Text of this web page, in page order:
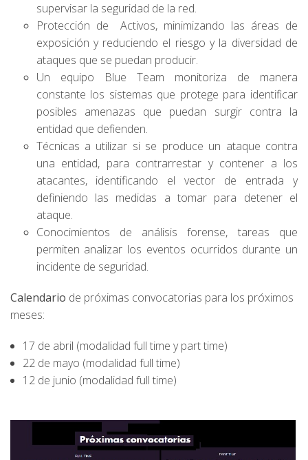
supervisar la seguridad de la red.
Protección de Activos, minimizando las áreas de
exposición y reduciendo el riesgo y la diversidad de
ataques que se puedan producir.
Un equipo Blue Team monitoriza de manera
constante los sistemas que protege para identificar
posibles amenazas que puedan surgir contra la
entidad que defienden.
Técnicas a utilizar si se produce un ataque contra
una entidad, para contrarrestar y contener a los
atacantes, identificando el vector de entrada y
definiendo las medidas a tomar para detener el
ataque.
Conocimientos de análisis forense, tareas que
permiten analizar los eventos ocurridos durante un
incidente de seguridad.
Calendario de próximas convocatorias para los próximos
meses:
17 de abril (modalidad full time y part time)
22 de mayo (modalidad full time)
12 de junio (modalidad full time)